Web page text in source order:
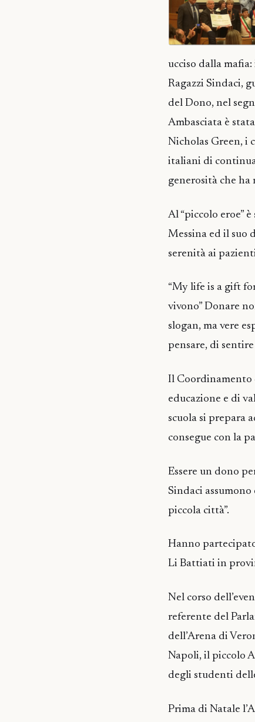
ucciso dalla
Ragazzi Sindaci,
del Dono, nel
Ambasciata è
Nicholas Green, i
italiani di
generosità che
Al “piccolo eroe”
Messina ed il suo
serenità ai
“My life is a gift
vivono” Donare
slogan, ma vere
pensare, di
Il Coordinamento
educazione e di
scuola si prepara
consegue con la
Essere un dono
Sindaci
piccola città”.
Hanno
Li Battiati in
Nel corso
referente del
dell’Arena di
Napoli, il piccolo
degli studenti
Prima di Natale